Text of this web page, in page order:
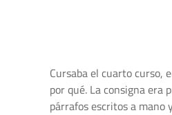
Cursaba el cuarto curso,
por qué. La consigna era
párrafos escritos a mano